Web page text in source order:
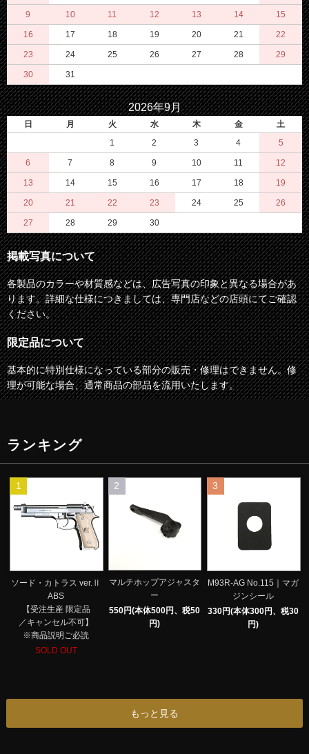
9 10 11 12 13 14 15
16 17 18 19 20 21 22
23 24 25 26 27 28 29
30 31
2026年9月
日 月 火 水 木 金
土
1
2 3 4 5
6 7 8 9 10 11 12
13 14 15 16 17 18 19
20 21 22 23 24 25 26
27 28 29 30
掲載写真について
各製品のカラーや材質感などは、広告写真の印象と異なる場合があ
ります。詳細な仕様につきましては、専門店などの店頭にてご確認
ください。
限定品について
基本的に特別仕様になっている部分の販売・修理はできません。修
理が可能な場合、通常商品の部品を流用いたします。
ランキング
1
ソード・カトラス ver.Ⅱ
ABS
【受注生産 限定品
／キャンセル不可】
※商品説明ご必読
SOLD OUT
2
マルチホップアジャスタ
ー
550円(本体500円、税50
円)
3
M93R-AG No.115｜マガ
ジンシール
330円(本体300円、税30
円)
もっと見る